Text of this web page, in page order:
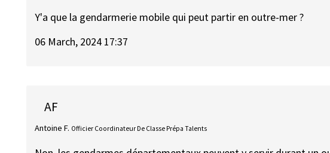
Y'a que la gendarmerie mobile qui peut partir en outre-mer ?
06 March, 2024 17:37
AF
Antoine F. Officier Coordinateur De Classe Prépa Talents